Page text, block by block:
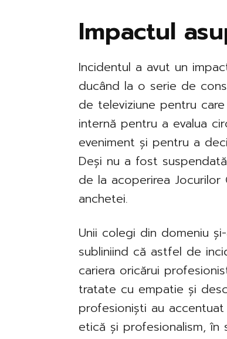
Impactul
Incidentul a avut un
ducând la o serie de
de televiziune pentru
internă pentru a evalua
eveniment și pentru a
Deși nu a fost
de la acoperirea
anchetei.
Unii colegi din domeniu
subliniind că astfel de
cariera oricărui
tratate cu empatie și
profesioniști au
etică și profesionalism, în